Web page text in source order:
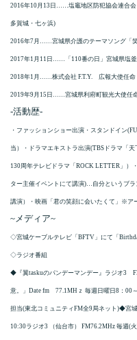
2016年10月13日……塩竈地区防犯協会連合
多賀城・七ヶ浜)
2016年7月……宮城県介護のテーマソング「
2017年1月11日……「110番の日」宮城県塩
2018年1月……株式会社 F.T.Y. 広報大使任命
2019年9月15日……宮城県利府町観光大使任
-活動歴-
・ファッションショー出演・スタンドイン
当）・ドラマエキストラ出演(TBSドラマ「
130周年テレビドラマ「ROCK LETTER」）
ター主催イベントにて講演)…自分というブ
講演）・映画「君の笑顔に会いたくて」※ア
~メディア~
◇宮城ケーブルテレビ「BFTV」にて「
◇ラジオ番組
◆『翼taskuのパンデーマンデー』ラジオ3
意。」Date fm 77.1MHｚ 毎週日曜日8：00
担当(東北コミュニティFM全9局ネット)◆宮
10:30ラジオ3 （仙台市） FM76.2MHz 毎週(